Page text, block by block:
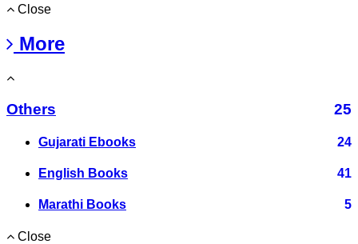
Close
More
Others 25
Gujarati Ebooks 24
English Books 41
Marathi Books 5
Close